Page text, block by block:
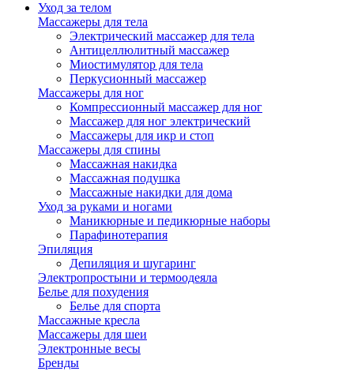
Уход за телом
Массажеры для тела
Электрический массажер для тела
Антицеллюлитный массажер
Миостимулятор для тела
Перкусионный массажер
Массажеры для ног
Компрессионный массажер для ног
Массажер для ног электрический
Массажеры для икр и стоп
Массажеры для спины
Массажная накидка
Массажная подушка
Массажные накидки для дома
Уход за руками и ногами
Маникюрные и педикюрные наборы
Парафинотерапия
Эпиляция
Депиляция и шугаринг
Электропростыни и термоодеяла
Белье для похудения
Белье для спорта
Массажные кресла
Массажеры для шеи
Электронные весы
Бренды